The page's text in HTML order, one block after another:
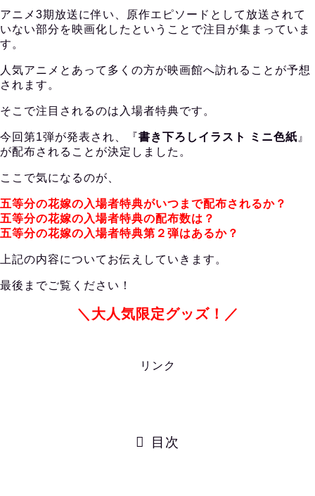
アニメ3期放送に伴い、原作エピソードとして放送されて
いない部分を映画化したということで注目が集まっていま
す。
人気アニメとあって多くの方が映画館へ訪れることが予想
されます。
そこで注目されるのは入場者特典です。
今回第1弾が発表され、『書き下ろしイラスト ミニ色紙 』
が配布されることが決定しました。
ここで気になるのが、
五等分の花嫁の入場者特典がいつまで配布されるか？
五等分の花嫁の入場者特典の配布数は？
五等分の花嫁の入場者特典第２弾はあるか？
上記の内容についてお伝えしていきます。
最後までご覧ください！
＼大人気限定グッズ！／
リンク
目次